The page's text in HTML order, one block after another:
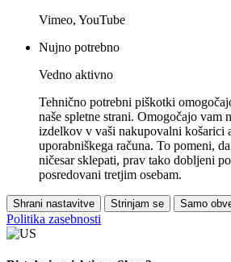
Vimeo, YouTube
Nujno potrebno
Vedno aktivno
Tehnično potrebni piškotki
naše spletne strani. Omogočajo vam
izdelkov v vaši nakupovalni košarici
uporabniškega računa. To pomeni,
ničesar sklepati, prav tako dobljeni
posredovani tretjim osebam.
Shrani nastavitve Strinjam se Samo
Politika zasebnosti